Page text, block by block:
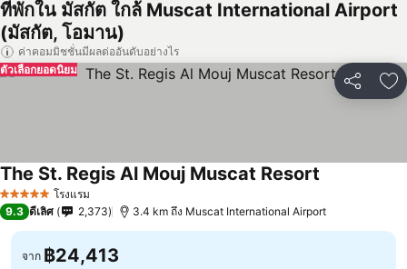
ที่พักใน มัสกัต ใกล้ Muscat International Airport
(มัสกัต, โอมาน)
ค่าคอมมิชชั่นมีผลต่ออันดับอย่างไร
แชร์ เ
ตัวเลือกยอดนิยม
5 ดาว โรงแรม
The St. Regis Al Mouj Muscat Resort
9.3 ดีเลิศ 2,373 3.4 km ถึง Muscat International Airport
จาก ฿24,413